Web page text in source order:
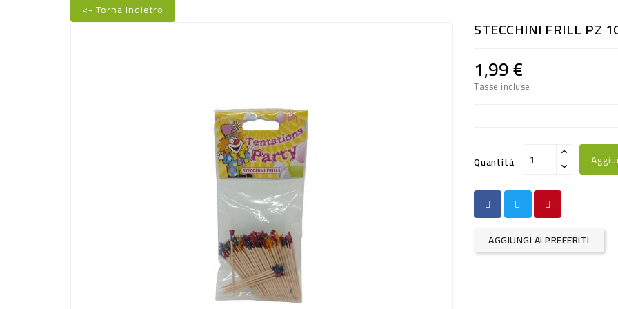
<- Torna Indietro
STECCHINI FRILL PZ
1,99 €
Tasse incluse
Quantità
AGGIUNGI AI PREFERITI